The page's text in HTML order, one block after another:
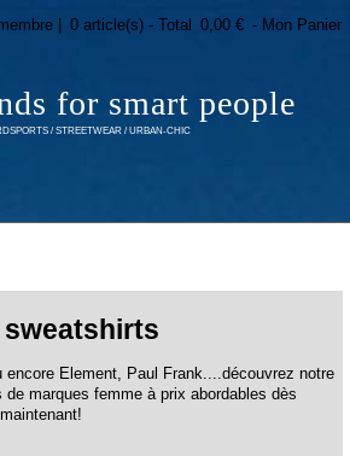
for smart people
/ STREETWEAR / URBAN-CHIC
| 0 article(s) - Total 0,00 € - Mon Panier
sweatshirts
Element, Paul Frank....découvrez notre
marques femme à prix abordables dès
maintenant!